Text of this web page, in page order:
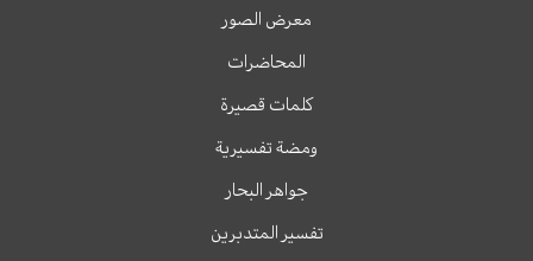
معرض الصور
المحاضرات
كلمات قصيرة
ومضة تفسيرية
جواهر البحار
تفسير المتدبرين